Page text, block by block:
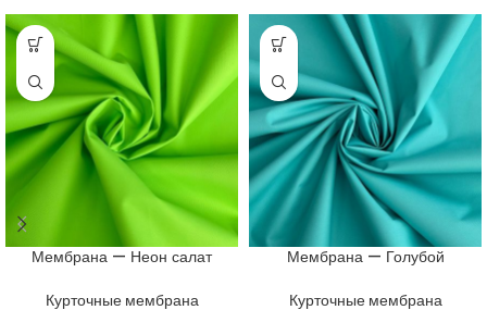
Мембрана — Неон салат
Курточные мембрана
Мембрана — Голубой
Курточные мембрана